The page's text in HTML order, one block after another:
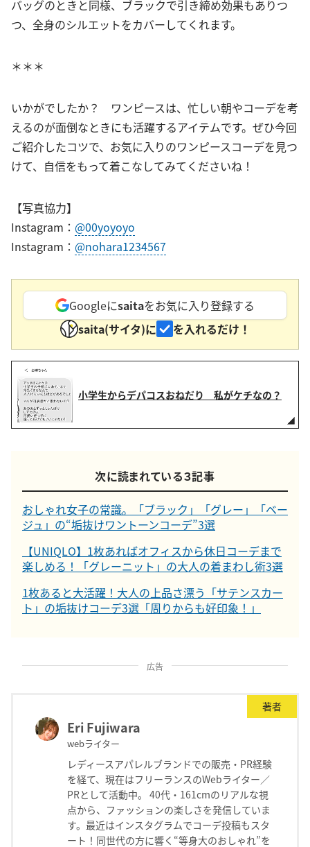
バッグのときと同様、ブラックで引き締め効果もありつ
つ、全身のシルエットをカバーしてくれます。
＊＊＊
いかがでしたか？ ワンピースは、忙しい朝やコーデを考
えるのが面倒なときにも活躍するアイテムです。ぜひ今回
ご紹介したコツで、お気に入りのワンピースコーデを見つ
けて、自信をもって着こなしてみてくださいね！
【写真協力】
Instagram： @00yoyoyo
Instagram： @nohara1234567
Googleにsaitaをお気に入り登録する
saita(サイタ)に
を入れるだけ！
小学生からデパコスおねだり 私がケチなの？
次に読まれている３記事
おしゃれ女子の常識。「ブラック」「グレー」「ベー
ジュ」の“垢抜けワントーンコーデ”3選
【UNIQLO】1枚あればオフィスから休日コーデまで
楽しめる！「グレーニット」の大人の着まわし術3選
1枚あると大活躍！大人の上品さ漂う「サテンスカー
ト」の垢抜けコーデ3選「周りからも好印象！」
広告
著者
Eri Fujiwara
webライター
レディースアパレルブランドでの販売・PR経験
を経て、現在はフリーランスのWebライター／
PRとして活動中。 40代・161cmのリアルな視
点から、ファッションの楽しさを発信していま
す。最近はインスタグラムでコーデ投稿もスタ
ート！同世代の方に響く“等身大のおしゃれ”を